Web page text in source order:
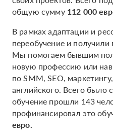
общую сумму 112 000
В рамках адаптации и
переобучение и
Мы помогаем бывшим
новую профессию или
по SMM, SEO,
английского. Всего было
обучение прошли 143
профинансировал это
евро.